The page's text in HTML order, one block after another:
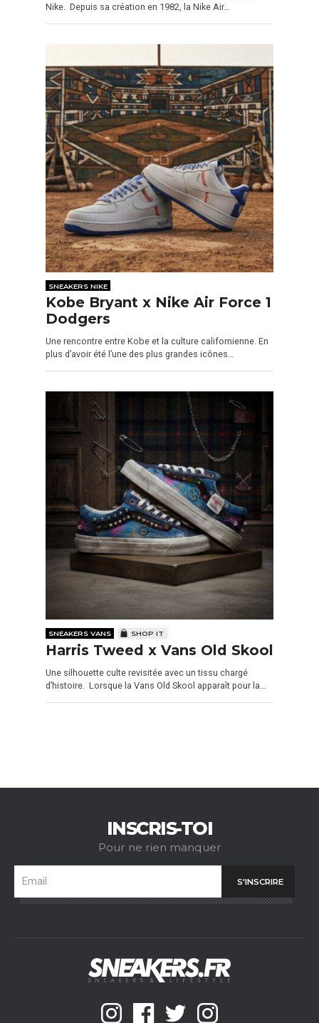
Nike. Depuis sa création en 1982, la Nike Air…
SNEAKERS NIKE
Kobe Bryant x Nike Air Force 1
Dodgers
Une rencontre entre Kobe et la culture californienne. En
plus d’avoir été l’une des plus grandes icônes…
SNEAKERS VANS SHOP IT
Harris Tweed x Vans Old Skool
Une silhouette culte revisitée avec un tissu chargé
d’histoire. Lorsque la Vans Old Skool apparaît pour la…
INSCRIS-TOI
Pour ne rien manquer